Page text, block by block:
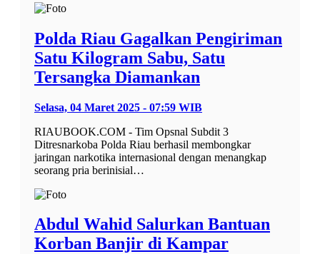
Polda Riau Gagalkan Pengiriman
Satu Kilogram Sabu, Satu
Tersangka Diamankan
Selasa, 04 Maret 2025 - 07:59 WIB
RIAUBOOK.COM - Tim Opsnal Subdit 3
Ditresnarkoba Polda Riau berhasil membongkar
jaringan narkotika internasional dengan menangkap
seorang pria berinisial…
Abdul Wahid Salurkan Bantuan
Korban Banjir di Kampar